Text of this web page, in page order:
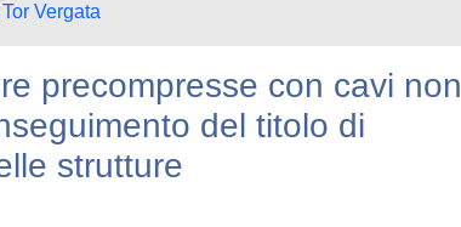
Vergata
precompresse con cavi non
del titolo di
strutture